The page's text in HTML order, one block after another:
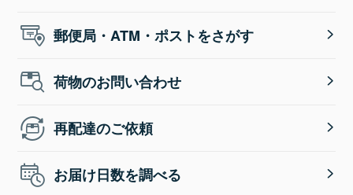
郵便局・ATM・ポストをさがす
荷物のお問い合わせ
再配達のご依頼
お届け日数を調べる